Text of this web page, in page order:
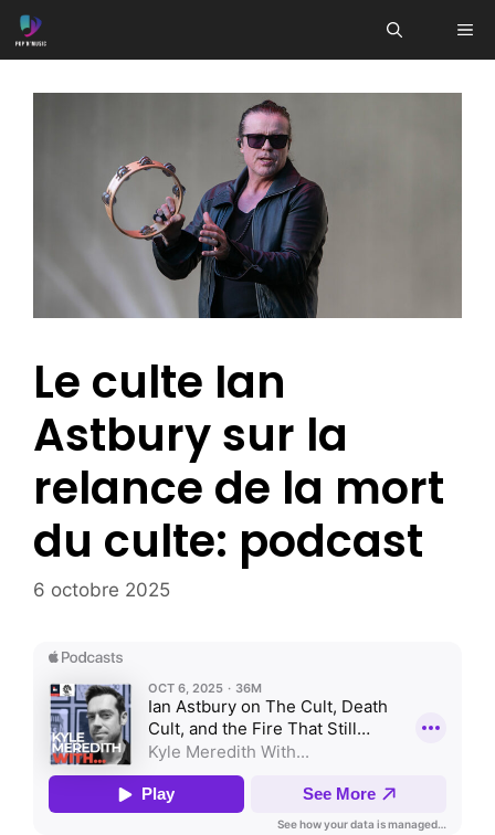
Aller
au
Le culte Ian
Astbury sur la
relance de la mort
du culte: podcast
6 octobre 2025